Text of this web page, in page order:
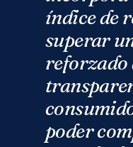
índice de
superar
reforzado
poder